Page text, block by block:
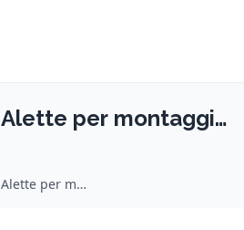
Alette per montaggio
Alette per montaggio rack per CQ-18T